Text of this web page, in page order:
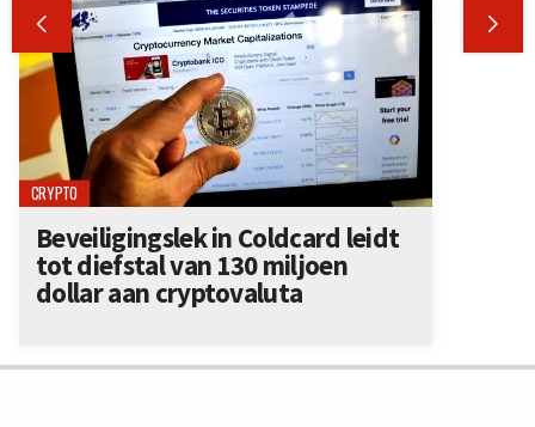
 
CRYPTO
Beveiligingslek in Coldcard leidt
tot diefstal van 130 miljoen
dollar aan cryptovaluta